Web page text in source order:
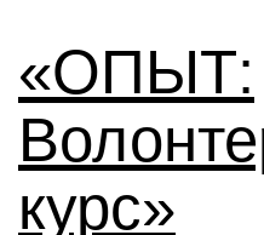
«ОПЫТ:
курс»